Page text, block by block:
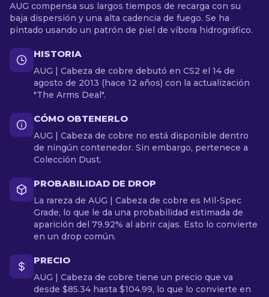
AUG compensa sus largos tiempos de recarga con su
baja dispersión y una alta cadencia de fuego. Se ha
pintado usando un patrón de piel de víbora hidrográfico.
HISTORIA
AUG | Cabeza de cobre debutó en CS2 el 14 de
agosto de 2013 (hace 12 años) con la actualización
"The Arms Deal".
CÓMO OBTENERLO
AUG | Cabeza de cobre no está disponible dentro
de ningún contenedor. Sin embargo, pertenece a
Colección Dust.
PROBABILIDAD DE DROP
La rareza de AUG | Cabeza de cobre es Mil-Spec
Grade, lo que le da una probabilidad estimada de
aparición del 79.92% al abrir cajas. Esto lo convierte
en un drop común.
PRECIO
AUG | Cabeza de cobre tiene un precio que va
desde $85.34 hasta $104.99, lo que lo convierte en